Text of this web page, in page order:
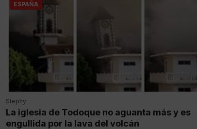
ESPAÑA
Stephy
La iglesia de Todoque no aguanta más y es
engullida por la lava del volcán